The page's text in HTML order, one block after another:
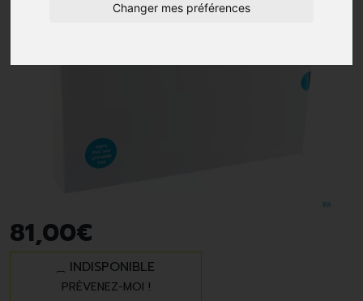
Changer mes préférences
81,00€
INDISPONIBLE
PRÉVENEZ-MOI !